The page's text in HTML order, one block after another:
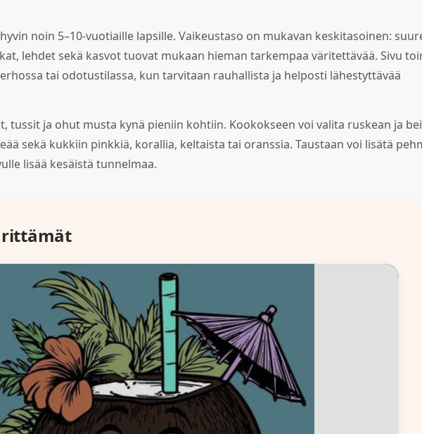
noin 5–10-vuotiaille lapsille. Vaikeustaso on mukavan keskitasoinen:
lehdet sekä kasvot tuovat mukaan hieman tarkempaa väritettävää. Sivu
tai odotustilassa, kun tarvitaan rauhallista ja helposti lähestyttävää
tussit ja ohut musta kynä pieniin kohtiin. Kookokseen voi valita ruskean ja
sekä kukkiin pinkkiä, korallia, keltaista tai oranssia. Taustaan voi lisätä
lisää kesäistä tunnelmaa.